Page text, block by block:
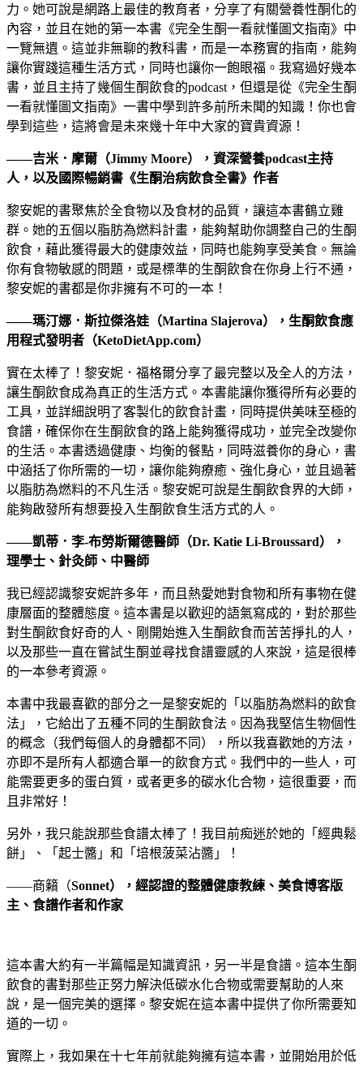
力。她可說是網路上最佳的教育者，分享了有關營養性酮化的
內容，並且在她的第一本書《完全生酮一看就懂圖文指南》中
一覽無遺。這並非無聊的教科書，而是一本務實的指南，能夠
讓你實踐這種生活方式，同時也讓你一飽眼福。我寫過好幾本
書，並且主持了幾個生酮飲食的podcast，但還是從《完全生酮
一看就懂圖文指南》一書中學到許多前所未聞的知識！你也會
學到這些，這將會是未來幾十年中大家的寶貴資源！
——吉米．摩爾（Jimmy Moore），資深營養podcast主持
人，以及國際暢銷書《生酮治病飲食全書》作者
黎安妮的書聚焦於全食物以及食材的品質，讓這本書鶴立雞
群。她的五個以脂肪為燃料計畫，能夠幫助你調整自己的生酮
飲食，藉此獲得最大的健康效益，同時也能夠享受美食。無論
你有食物敏感的問題，或是標準的生酮飲食在你身上行不通，
黎安妮的書都是你非擁有不可的一本！
——瑪汀娜．斯拉傑洛娃（Martina Slajerova），生酮飲食應
用程式發明者（KetoDietApp.com）
實在太棒了！黎安妮．福格爾分享了最完整以及全人的方法，
讓生酮飲食成為真正的生活方式。本書能讓你獲得所有必要的
工具，並詳細說明了客製化的飲食計畫，同時提供美味至極的
食譜，確保你在生酮飲食的路上能夠獲得成功，並完全改變你
的生活。本書透過健康、均衡的餐點，同時滋養你的身心，書
中涵括了你所需的一切，讓你能夠療癒、強化身心，並且過著
以脂肪為燃料的不凡生活。黎安妮可說是生酮飲食界的大師，
能夠啟發所有想要投入生酮飲食生活方式的人。
——凱蒂．李-布勞斯爾德醫師（Dr. Katie Li-Broussard），
理學士、針灸師、中醫師
我已經認識黎安妮許多年，而且熱愛她對食物和所有事物在健
康層面的整體態度。這本書是以歡迎的語氣寫成的，對於那些
對生酮飲食好奇的人、剛開始進入生酮飲食而苦苦掙扎的人，
以及那些一直在嘗試生酮並尋找食譜靈感的人來說，這是很棒
的一本參考資源。
本書中我最喜歡的部分之一是黎安妮的「以脂肪為燃料的飲食
法」，它給出了五種不同的生酮飲食法。因為我堅信生物個性
的概念（我們每個人的身體都不同），所以我喜歡她的方法，
亦即不是所有人都適合單一的飲食方式。我們中的一些人，可
能需要更多的蛋白質，或者更多的碳水化合物，這很重要，而
且非常好！
另外，我只能說那些食譜太棒了！我目前痴迷於她的「經典鬆
餅」、「起士醬」和「培根菠菜沾醬」！
——商籟（Sonnet），經認證的整體健康教練、美食博客版
主、 食譜作者和作家
這本書大約有一半篇幅是知識資訊，另一半是食譜。這本生酮
飲食的書對那些正努力解決低碳水化合物或需要幫助的人來
說，是一個完美的選擇。黎安妮在這本書中提供了你所需要知
道的一切。
實際上，我如果在十七年前就能夠擁有這本書，並開始用於低